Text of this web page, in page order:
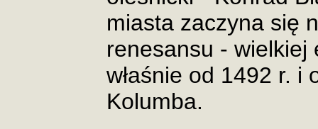
miasta zaczyna się
renesansu - wielkiej
właśnie od 1492 r. i
Kolumba.